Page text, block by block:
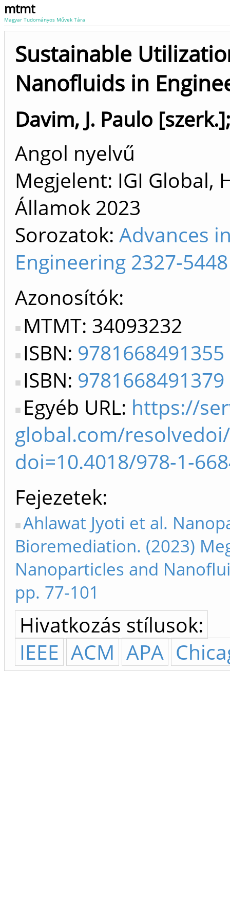
mtmt
Magyar Tudományos Művek Tára
Sustainable
Nanofluids in
Davim, J. Paulo [szerk.]
Angol nyelvű
Megjelent: IGI Global,
Államok 2023
Sorozatok: Advances
Engineering 2327-
Azonosítók
MTMT: 34093232
ISBN: 9781668491355
ISBN: 9781668491379
Egyéb URL: https://
global.com/
doi=10.4018/978-1-
Fejezetek
Ahlawat Jyoti et al.
Bioremediation. (2023)
Nanoparticles and
pp. 77-101
Hivatkozás stílusok:
IEEE ACM APA